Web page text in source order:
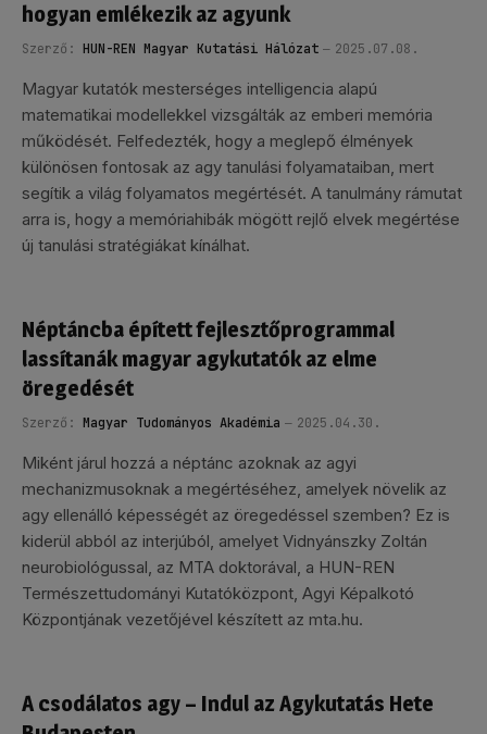
hogyan emlékezik az agyunk
Szerző: HUN-REN Magyar Kutatási Hálózat 2025.07.08.
Magyar kutatók mesterséges intelligencia alapú
matematikai modellekkel vizsgálták az emberi memória
működését. Felfedezték, hogy a meglepő élmények
különösen fontosak az agy tanulási folyamataiban, mert
segítik a világ folyamatos megértését. A tanulmány rámutat
arra is, hogy a memóriahibák mögött rejlő elvek megértése
új tanulási stratégiákat kínálhat.
Néptáncba épített fejlesztőprogrammal
lassítanák magyar agykutatók az elme
öregedését
Szerző: Magyar Tudományos Akadémia 2025.04.30.
Miként járul hozzá a néptánc azoknak az agyi
mechanizmusoknak a megértéséhez, amelyek növelik az
agy ellenálló képességét az öregedéssel szemben? Ez is
kiderül abból az interjúból, amelyet Vidnyánszky Zoltán
neurobiológussal, az MTA doktorával, a HUN-REN
Természettudományi Kutatóközpont, Agyi Képalkotó
Központjának vezetőjével készített az mta.hu.
A csodálatos agy – Indul az Agykutatás Hete